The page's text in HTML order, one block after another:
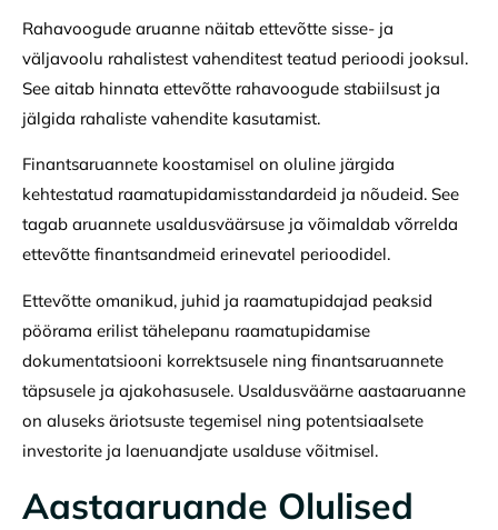
Rahavoogude aruanne näitab ettevõtte sisse- ja
väljavoolu rahalistest vahenditest teatud perioodi jooksul.
See aitab hinnata ettevõtte rahavoogude stabiilsust ja
jälgida rahaliste vahendite kasutamist.
Finantsaruannete koostamisel on oluline järgida
kehtestatud raamatupidamisstandardeid ja nõudeid. See
tagab aruannete usaldusväärsuse ja võimaldab võrrelda
ettevõtte finantsandmeid erinevatel perioodidel.
Ettevõtte omanikud, juhid ja raamatupidajad peaksid
pöörama erilist tähelepanu raamatupidamise
dokumentatsiooni korrektsusele ning finantsaruannete
täpsusele ja ajakohasusele. Usaldusväärne aastaaruanne
on aluseks äriotsuste tegemisel ning potentsiaalsete
investorite ja laenuandjate usalduse võitmisel.
Aastaaruande Olulised